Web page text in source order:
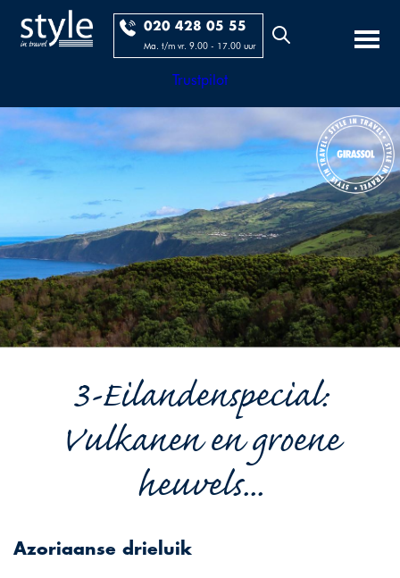
020 428 05 55
Ma. t/m vr. 9.00 - 17.00 uur
Trustpilot
3-Eilandenspecial:
Vulkanen en groene
heuvels...
Azoriaanse drieluik